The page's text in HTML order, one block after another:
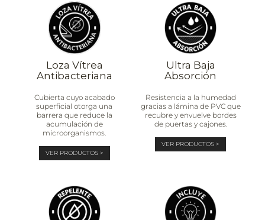
Loza Vítrea
Antibacteriana
Cubierta cuyo acabado
superficial otorga una
barrera que reduce la
acumulación de
microorganismos.
VER PRODUCTOS >
Ultra Baja
Absorción
Resistencia a la humedad
gracias a lámina de PVC que
recubre y envuelve bordes
de puertas y cajones.
VER PRODUCTOS >